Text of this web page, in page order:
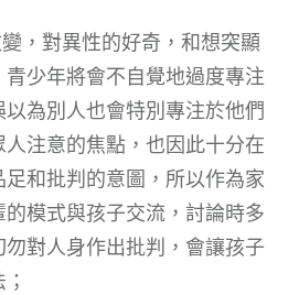
，對異性的好奇，和想突顯
少年將會不自覺地過度專注
為別人也會特別專注於他們
注意的焦點，也因此十分在
和批判的意圖，所以作為家
模式與孩子交流，討論時多
對人身作出批判，會讓孩子